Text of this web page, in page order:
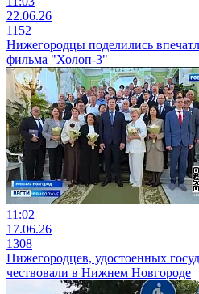
22.06.26
1152
Нижегородцы поделились
фильма "Холоп-3"
11:02
17.06.26
1308
Нижегородцев, удостоенных
чествовали в Нижнем Новгороде